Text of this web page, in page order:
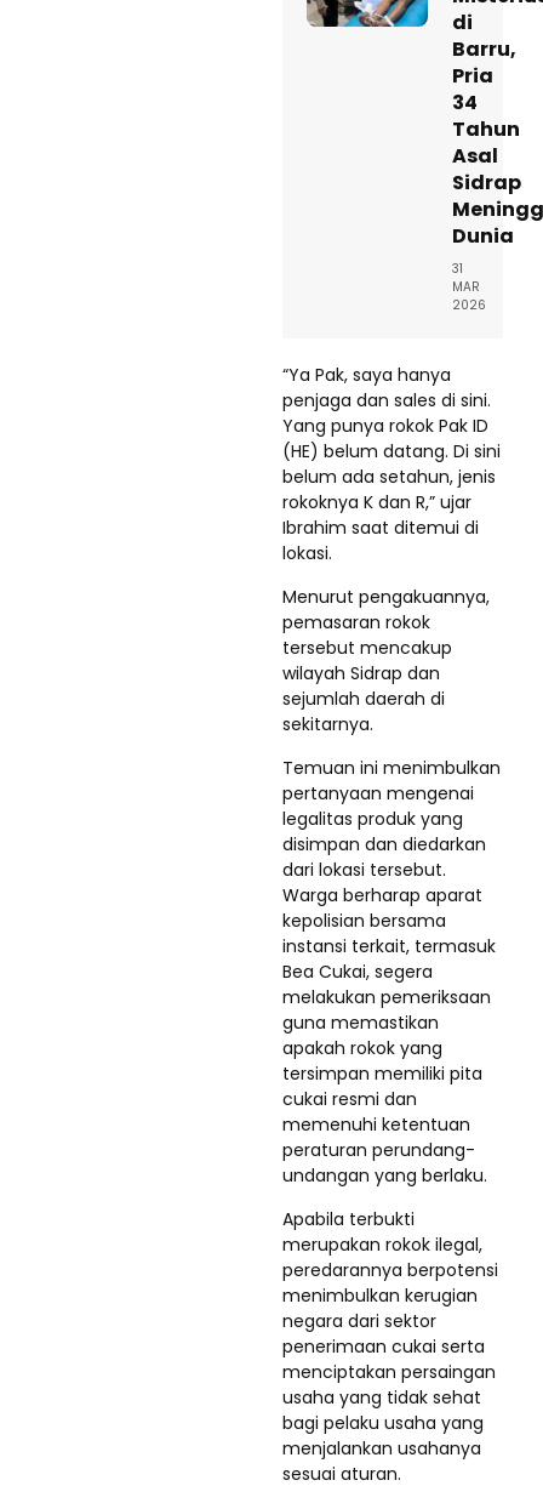
di
Barru,
Pria
34
Tahun
Asal
Sidrap
Dunia
31
MAR
2026
“Ya Pak, saya hanya
penjaga dan sales di sini.
Yang punya rokok Pak ID
(HE) belum datang. Di sini
belum ada setahun, jenis
rokoknya K dan R,” ujar
Ibrahim saat ditemui di
lokasi.
Menurut pengakuannya,
pemasaran rokok
tersebut mencakup
wilayah Sidrap dan
sejumlah daerah di
sekitarnya.
Temuan ini menimbulkan
pertanyaan mengenai
legalitas produk yang
disimpan dan diedarkan
dari lokasi tersebut.
Warga berharap aparat
kepolisian bersama
instansi terkait, termasuk
Bea Cukai, segera
melakukan pemeriksaan
guna memastikan
apakah rokok yang
tersimpan memiliki pita
cukai resmi dan
memenuhi ketentuan
peraturan perundang-
undangan yang berlaku.
Apabila terbukti
merupakan rokok ilegal,
peredarannya berpotensi
menimbulkan kerugian
negara dari sektor
penerimaan cukai serta
menciptakan persaingan
usaha yang tidak sehat
bagi pelaku usaha yang
menjalankan usahanya
sesuai aturan.